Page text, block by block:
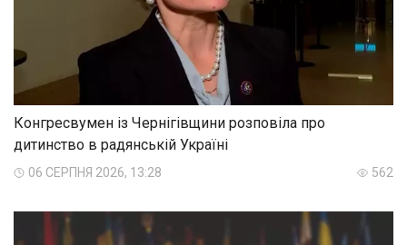
Конгресвумен із Чернігівщини розповіла про
дитинство в радянській Україні
06 СЕРПНЯ 2026, 13:28 562